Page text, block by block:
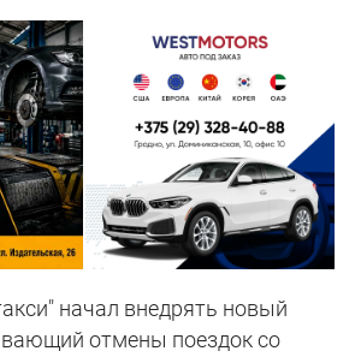
начал внедрять новый
отмены поездок со